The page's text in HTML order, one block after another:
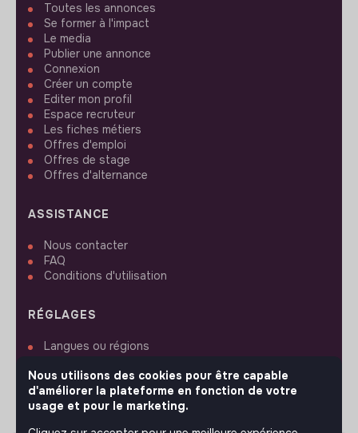
Toutes les annonces
Se former à l'impact
Le media
Publier une annonce
Connexion
Créer un compte
Editer mon profil
Espace recruteur
Les fiches métiers
Offres d'emploi
Offres de stage
Offres d'alternance
ASSISTANCE
Nous contacter
FAQ
Conditions d'utilisation
RÉGLAGES
Langues ou régions
Paramètres des cookies
Nous utilisons des cookies pour être capable
d'améliorer la plateforme en fonction de votre
usage et pour le marketing.